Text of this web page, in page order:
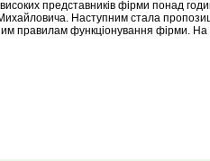
представників фірми понад
Наступним стала
правилам функціонування фірми. На